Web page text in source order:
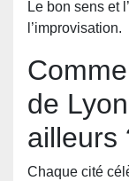
Le bon sens et
l’improvisation.
de
ailleurs
Chaque cité